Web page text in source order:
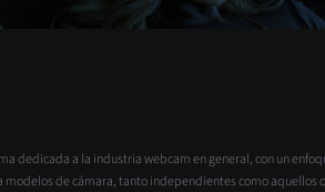
dedicada a la industria webcam en general, con un
modelos de cámara, tanto independientes como aquellos